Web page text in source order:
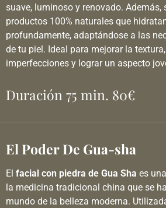
suave, luminoso y renovado. Además,
productos 100% naturales que
profundamente, adaptándose a las
de tu piel. Ideal para mejorar la
imperfecciones y lograr un aspecto
Duración 75 min. 80€
El Poder De Gua-sha
El facial con piedra de Gua Sha es
la medicina tradicional china que se
mundo de la belleza moderna.